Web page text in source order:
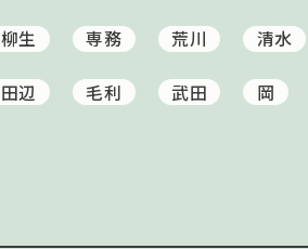
柳生 専務 荒川 清水
田辺 毛利 武田 岡